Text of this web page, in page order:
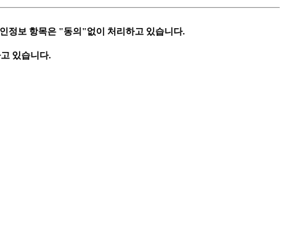
정보 항목은 "동의"없이 처리하고 있습니다.
있습니다.